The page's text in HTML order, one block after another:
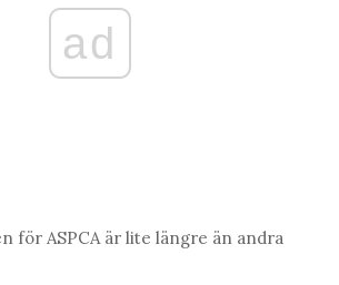
ad
för ASPCA är lite längre än andra